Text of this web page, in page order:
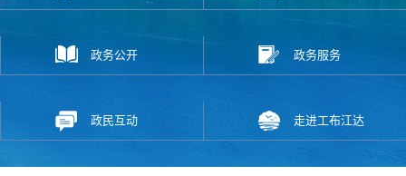
政务公开 政务服务
政民互动 走进工布江达